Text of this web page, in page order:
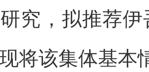
究，拟推荐
将该集体基本